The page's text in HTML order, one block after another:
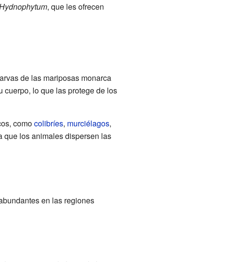
, que les ofrecen
de las mariposas monarca
cuerpo, lo que las protege de los
comocolibríes, murciélagos,
que los animales dispersen las
en las regiones